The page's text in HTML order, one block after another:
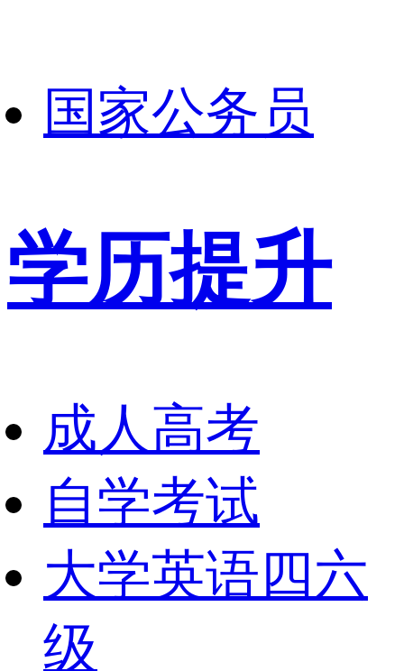
国家公务员
学历提升
成人高考
自学考试
大学英语四六
级